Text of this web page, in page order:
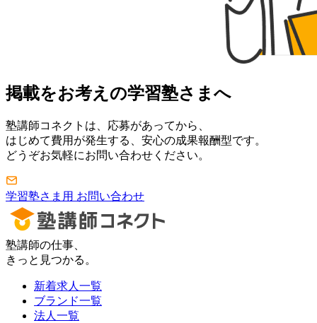
掲載をお考えの学習塾さまへ
塾講師コネクトは、応募があってから、
はじめて費用が発生する、安心の成果報酬型です。
どうぞお気軽にお問い合わせください。
学習塾さま用 お問い合わせ
塾講師の仕事、
きっと見つかる。
新着求人一覧
ブランド一覧
法人一覧